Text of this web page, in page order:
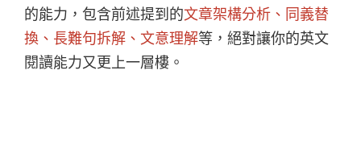
的能力，包含前述提到的文章架構分析、同義替
換、長難句拆解、文意理解等，絕對讓你的英文
閱讀能力又更上一層樓。